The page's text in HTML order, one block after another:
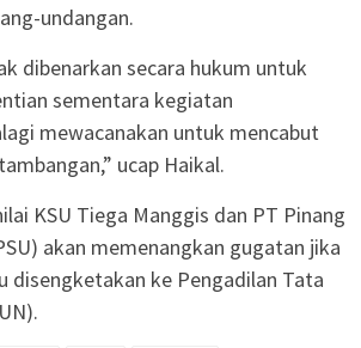
undangan.
dibenarkan secara hukum untuk
sementara kegiatan
mewacanakan untuk mencabut
ucap Haikal.
KSU Tiega Manggis dan PT Pinang
akan memenangkan gugatan jika
disengketakan ke Pengadilan Tata